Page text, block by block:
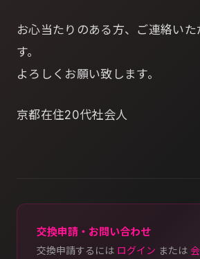
お心当たりのある方、ご連絡い
す。
よろしくお願い致します。
京都在住20代社会人
交換申請・お問い合わせ
交換申請するには ログイン または